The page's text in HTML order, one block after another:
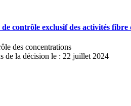
de contrôle exclusif des activités
des concentrations
de la décision le : 22 juillet 2024